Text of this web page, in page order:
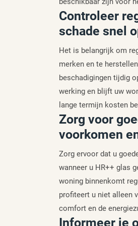
Controleer
schade snel
Het is belangrijk om
merken en te
beschadigingen tijdig
werking en blijft uw
lange termijn kosten
Zorg voor
voorkomen
Zorg ervoor dat u
wanneer u HR++ glas
woning binnenkomt
profiteert u niet alleen
comfort en de
Informeer je